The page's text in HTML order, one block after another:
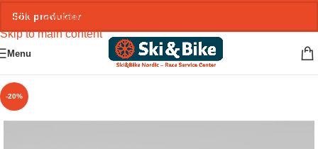
Skip to navigation
Skip to main content
Menu
-20%